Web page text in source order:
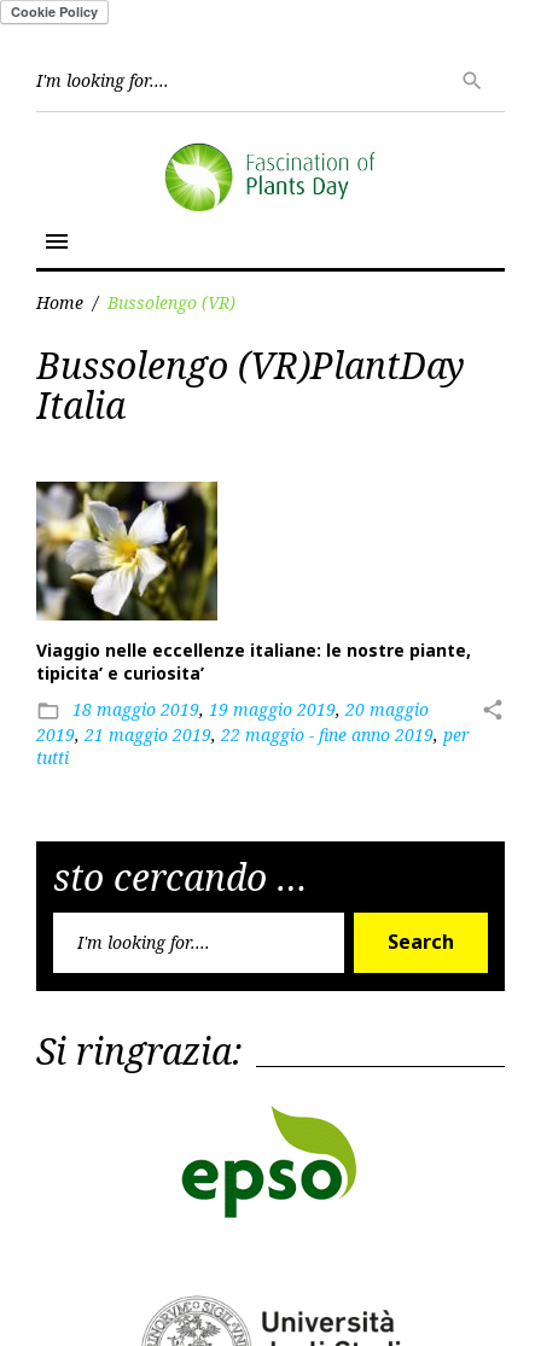
search
menu
Home / Bussolengo (VR)
Bussolengo
(VR)
Bussolengo (VR)PlantDay
Italia
Viaggio nelle eccellenze italiane: le nostre piante,
tipicita’ e curiosita’
folder_open 18 maggio 2019, 19 maggio 2019,20 maggio
2019,21 maggio 2019,22 maggio - fine anno 2019, per
tutti
share
sto cercando …
Search
Si ringrazia: